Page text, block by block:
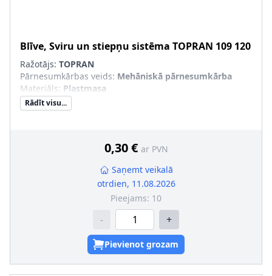
Blīve, Sviru un stiepņu sistēma TOPRAN 109 120
Ražotājs: TOPRAN
Pārnesumkārbas veids: Mehāniskā pārnesumkārba
Materiāls: Plastmasa
Rādīt visu...
0,30 € ar PVN
Saņemt veikalā
otrdien, 11.08.2026
Pieejams: 10
- +
Pievienot grozam